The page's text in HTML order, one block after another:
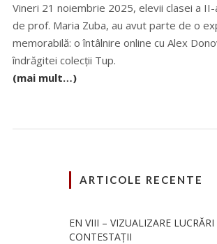
Vineri 21 noiembrie 2025, elevii clasei a II-
de prof. Maria Zuba, au avut parte de o
memorabilă: o întâlnire online cu Alex
îndrăgitei colecții Tup.
(mai mult…)
ARTICOLE RECENTE
EN VIII – VIZUALIZARE LUCRĂRI
CONTESTAȚII